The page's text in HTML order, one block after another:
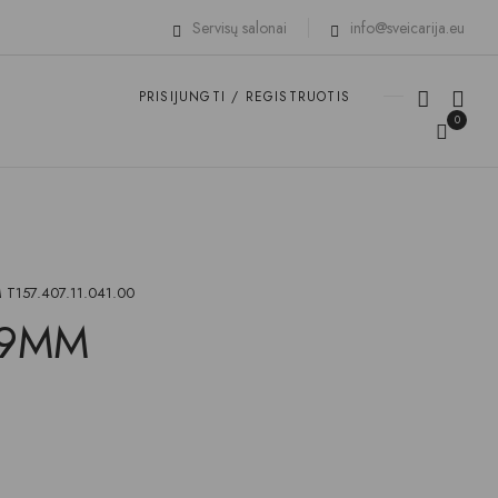
Servisų salonai info@sveicarija.eu
PRISIJUNGTI / REGISTRUOTIS
0
T157.407.11.041.00